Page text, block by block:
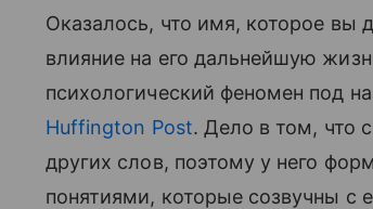
Оказалось, что имя, которое вы
влияние на его дальнейшую
психологический феномен под
Huffington Post. Дело в том, что
других слов, поэтому у него
понятиями, которые созвучны с